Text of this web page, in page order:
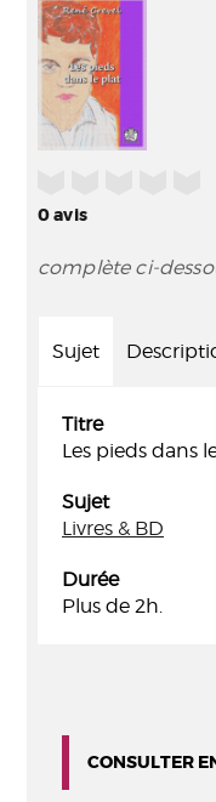
0avis
complète ci-
Sujet
Titre
Les pieds dans
Sujet
Livres & BD
Durée
Plus de 2h.
CONSULTER